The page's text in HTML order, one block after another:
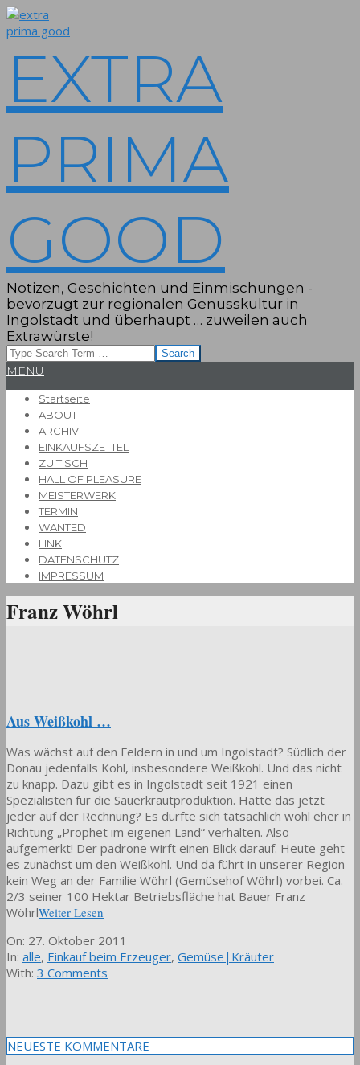
Skip
to
EXTRA
PRIMA
GOOD
Notizen, Geschichten und Einmischungen -
bevorzugt zur regionalen Genusskultur in
Ingolstadt und überhaupt … zuweilen auch
Extrawürste!
Search
Primary
Menu
MENU
Startseite
ABOUT
ARCHIV
EINKAUFSZETTEL
ZU TISCH
HALL OF PLEASURE
MEISTERWERK
TERMIN
WANTED
LINK
DATENSCHUTZ
IMPRESSUM
Franz Wöhrl
Aus Weißkohl …
Was wächst auf den Feldern in und um Ingolstadt? Südlich der
Donau jedenfalls Kohl, insbesondere Weißkohl. Und das nicht
zu knapp. Dazu gibt es in Ingolstadt seit 1921 einen
Spezialisten für die Sauerkrautproduktion. Hatte das jetzt
jeder auf der Rechnung? Es dürfte sich tatsächlich wohl eher in
Richtung „Prophet im eigenen Land“ verhalten. Also
aufgemerkt! Der padrone wirft einen Blick darauf. Heute geht
es zunächst um den Weißkohl. Und da führt in unserer Region
kein Weg an der Familie Wöhrl (Gemüsehof Wöhrl) vorbei. Ca.
2/3 seiner 100 Hektar Betriebsfläche hat Bauer Franz
WöhrlWeiter Lesen
2011-
10-
27
On: 27. Oktober 2011
In: alle, Einkauf beim Erzeuger, Gemüse|Kräuter
With: 3 Comments
NEUESTE KOMMENTARE